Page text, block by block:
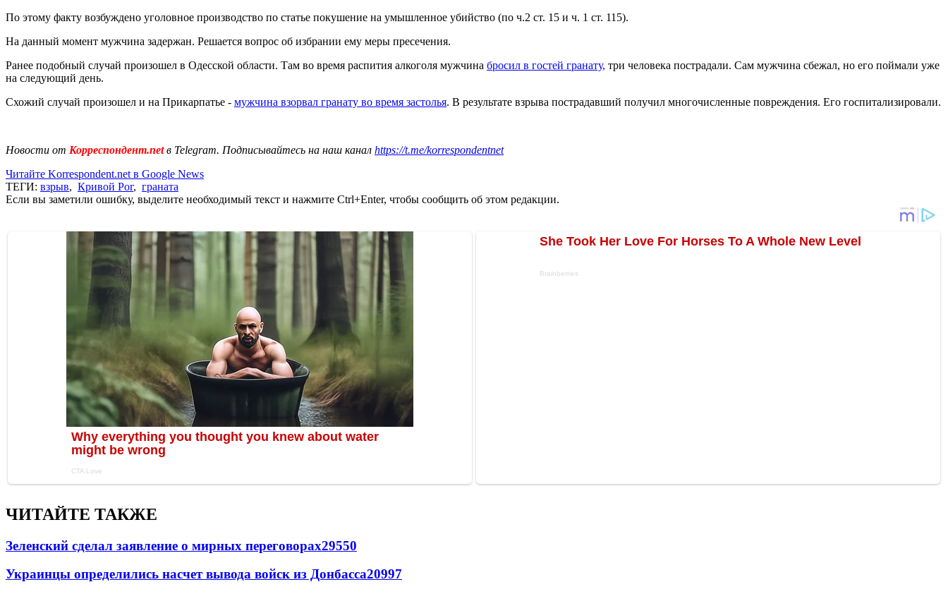
По этому факту возбуждено уголовное производство по статье покушение на умышленное убийство (по ч.2 ст. 15 и ч. 1 ст. 115).
На данный момент мужчина задержан. Решается вопрос об избрании ему меры пресечения.
Ранее подобный случай произошел в Одесской области. Там во время распития алкоголя мужчина бросил в гостей гранату, три человека пострадали. Сам мужчина сбежал, но его поймали уже
на следующий день.
Схожий случай произошел и на Прикарпатье - мужчина взорвал гранату во время застолья. В результате взрыва пострадавший получил многочисленные повреждения. Его госпитализировали.
Новости от Корреспондент.netв Telegram. Подписывайтесь на наш канал https://t.me/korrespondentnet
Читайте Korrespondent.net в Google News
ТЕГИ: взрыв, Кривой Рог, граната
Если вы заметили ошибку, выделите необходимый текст и нажмите Ctrl+Enter, чтобы сообщить об этом редакции.
ЧИТАЙТЕ ТАКЖЕ
Зеленский сделал заявление о мирных переговорах29550
Украинцы определились насчет вывода войск из Донбасса20997